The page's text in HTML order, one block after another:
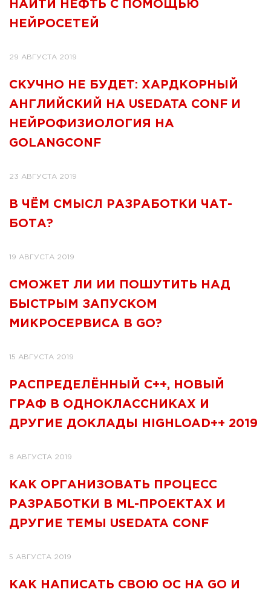
НАЙТИ НЕФТЬ С ПОМОЩЬЮ
НЕЙРОСЕТЕЙ
29 АВГУСТА 2019
СКУЧНО НЕ БУДЕТ: ХАРДКОРНЫЙ
АНГЛИЙСКИЙ НА USEDATA CONF И
НЕЙРОФИЗИОЛОГИЯ НА
GOLANGCONF
23 АВГУСТА 2019
В ЧЁМ СМЫСЛ РАЗРАБОТКИ ЧАТ-
БОТА?
19 АВГУСТА 2019
СМОЖЕТ ЛИ ИИ ПОШУТИТЬ НАД
БЫСТРЫМ ЗАПУСКОМ
МИКРОСЕРВИСА В GО?
15 АВГУСТА 2019
РАСПРЕДЕЛЁННЫЙ С++, НОВЫЙ
ГРАФ В ОДНОКЛАССНИКАХ И
ДРУГИЕ ДОКЛАДЫ HIGHLOAD++ 2019
8 АВГУСТА 2019
КАК ОРГАНИЗОВАТЬ ПРОЦЕСС
РАЗРАБОТКИ В ML-ПРОЕКТАХ И
ДРУГИЕ ТЕМЫ USEDATA CONF
5 АВГУСТА 2019
КАК НАПИСАТЬ СВОЮ ОС НА GO И